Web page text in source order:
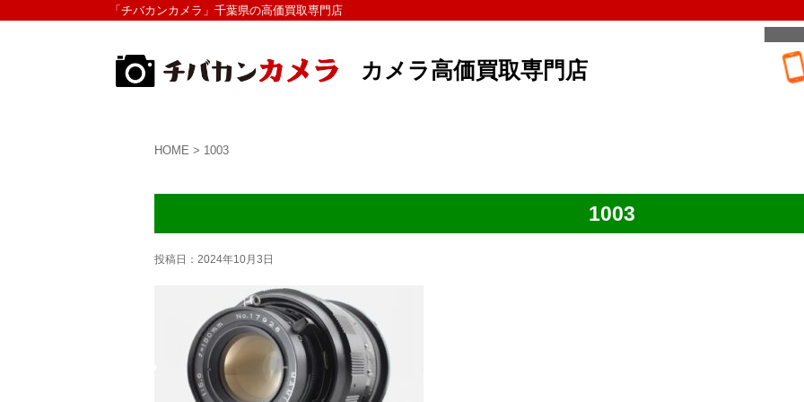
「チバカンカメラ」千葉県の高価買取専門店
カメラ高価買取専門店
HOME > 1003
1003
投稿日： 2024年10月3日